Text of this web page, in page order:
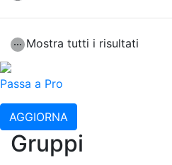
Mostra tutti i risultati
Passa a Pro
AGGIORNA
Gruppi